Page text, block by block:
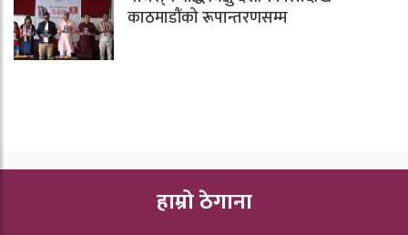
काठमाडौंको रूपान्तरणसम्म
हाम्रो ठेगाना